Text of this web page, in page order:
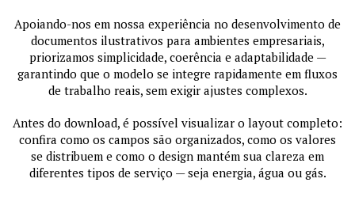
Apoiando-nos em nossa experiência no desenvolvimento de
documentos ilustrativos para ambientes empresariais,
priorizamos simplicidade, coerência e adaptabilidade —
garantindo que o modelo se integre rapidamente em fluxos
de trabalho reais, sem exigir ajustes complexos.
Antes do download, é possível visualizar o layout completo:
confira como os campos são organizados, como os valores
se distribuem e como o design mantém sua clareza em
diferentes tipos de serviço — seja energia, água ou gás.